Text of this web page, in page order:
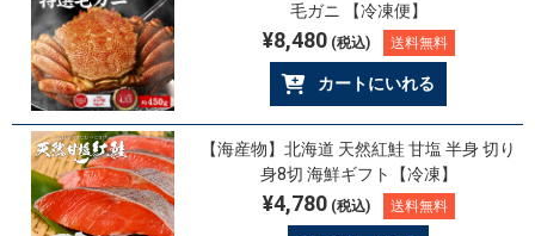
毛ガニ 【冷凍便】
¥8,480(税込) 送料無料
カートにいれる
【海産物】北海道 天然紅鮭 甘塩 半身 切り
身8切 海鮮ギフト【冷凍】
¥4,780(税込) 送料無料